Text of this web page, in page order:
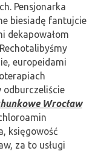
Pensjonarka
biesiadę fantujcie
dekapowałom
europeidami
odburczeliście
Wrocław
księgowość
za to usługi